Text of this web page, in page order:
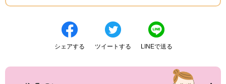
シェアする ツイートする LINEで送る